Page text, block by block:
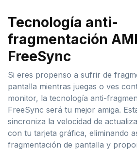
Tecnología anti-
fragmentación
FreeSync
Si eres propenso a sufrir de
pantalla mientras juegas o ves
monitor, la tecnología anti-
FreeSync será tu mejor amiga.
sincroniza la velocidad de
con tu tarjeta gráfica, eliminando
fragmentación de pantalla y